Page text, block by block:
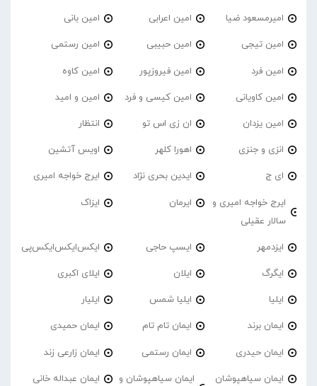
امیرمسعود ضیا امین اعرابی امین بانی
امین تیجی امین حبیبی امین رستمی
امین فرد امین فیروزپور امین کاوه
امین کاویانی امین کیسی و فرد امین و امید
امین یزدان ان زی اس تو انتظار
انزی و جنزی اهورا کلهر اویس آتشین
ای ج ایدین بحری نژاد ایرج خواجه امیری
ایرج خواجه امیری و
سالار عقیلی
ایرمان ایزاک
ایزدمهر ایسپ حاجی ایکس‌ایکس‌ایکس‌پی
ایگرگ ایلان ایلای اکبری
ایلیا ایلیا شمس ایلیار
ایمان برند ایمان تام تام ایمان حمیدی
ایمان حیدری ایمان رستمی ایمان زارعی زند
ایمان سیاهپوشان
ایمان سیاهپوشان و
ایمان عبداله خانی